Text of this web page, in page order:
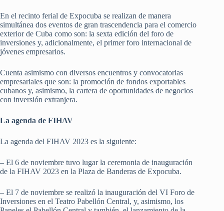
En el recinto ferial de Expocuba se realizan de manera
simultánea dos eventos de gran trascendencia para el comercio
exterior de Cuba como son: la sexta edición del foro de
inversiones y, adicionalmente, el primer foro internacional de
jóvenes empresarios.
Cuenta asimismo con diversos encuentros y convocatorias
empresariales que son: la promoción de fondos exportables
cubanos y, asimismo, la cartera de oportunidades de negocios
con inversión extranjera.
La agenda de FIHAV
La agenda del FIHAV 2023 es la siguiente:
– El 6 de noviembre tuvo lugar la ceremonia de inauguración
de la FIHAV 2023 en la Plaza de Banderas de Expocuba.
– El 7 de noviembre se realizó la inauguración del VI Foro de
Inversiones en el Teatro Pabellón Central, y, asimismo, los